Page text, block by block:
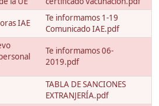
IAE
Te informamos 1-19
Comunicado IAE.pdf
Te informamos 06-
2019.pdf
TABLA DE SANCIONES
EXTRANJERÍA.pdf